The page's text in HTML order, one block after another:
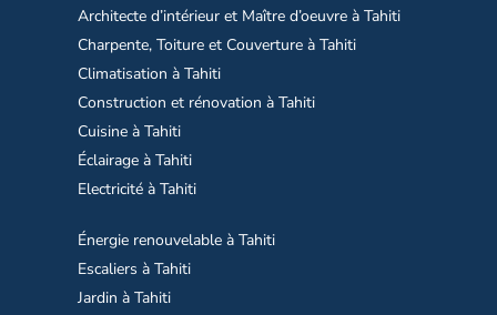
Architecte d’intérieur et Maître d’oeuvre à Tahiti
Charpente, Toiture et Couverture à Tahiti
Climatisation à Tahiti
Construction et rénovation à Tahiti
Cuisine à Tahiti
Éclairage à Tahiti
Electricité à Tahiti
Énergie renouvelable à Tahiti
Escaliers à Tahiti
Jardin à Tahiti